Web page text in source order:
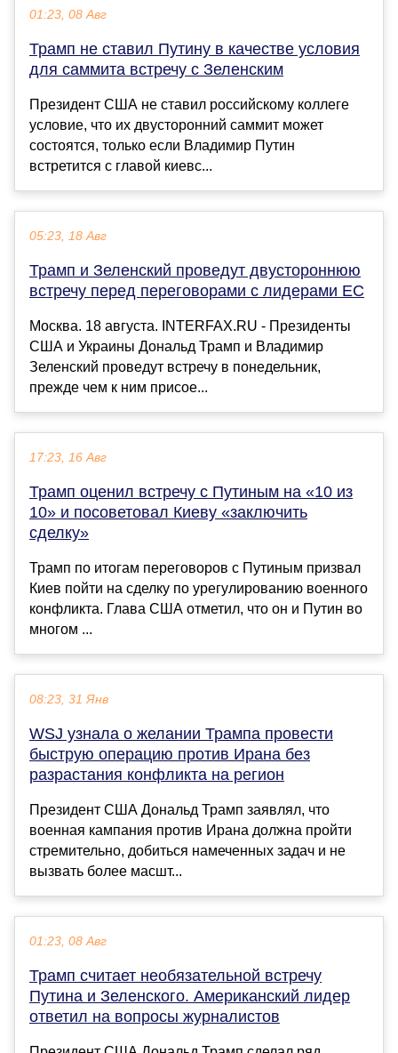
01:23, 08 Авг
Трамп не ставил Путину в качестве условия
для саммита встречу с Зеленским
Президент США не ставил российскому коллеге
условие, что их двусторонний саммит может
состоятся, только если Владимир Путин
встретится с главой киевс...
05:23, 18 Авг
Трамп и Зеленский проведут двустороннюю
встречу перед переговорами с лидерами ЕC
Москва. 18 августа. INTERFAX.RU - Президенты
США и Украины Дональд Трамп и Владимир
Зеленский проведут встречу в понедельник,
прежде чем к ним присое...
17:23, 16 Авг
Трамп оценил встречу с Путиным на «10 из
10» и посоветовал Киеву «заключить
сделку»
Трамп по итогам переговоров с Путиным призвал
Киев пойти на сделку по урегулированию военного
конфликта. Глава США отметил, что он и Путин во
многом ...
08:23, 31 Янв
WSJ узнала о желании Трампа провести
быструю операцию против Ирана без
разрастания конфликта на регион
Президент США Дональд Трамп заявлял, что
военная кампания против Ирана должна пройти
стремительно, добиться намеченных задач и не
вызвать более масшт...
01:23, 08 Авг
Трамп считает необязательной встречу
Путина и Зеленского. Американский лидер
ответил на вопросы журналистов